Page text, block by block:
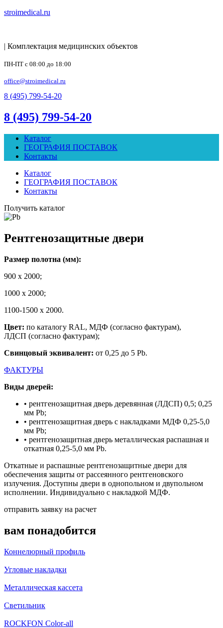
stroimedical.ru
| Комплектация медицинских объектов
ПН-ПТ с 08:00 до 18:00
office@stroimedical.ru
8 (495) 799-54-20
8 (495) 799-54-20
Каталог
ГЕОГРАФИЯ ПОСТАВОК
Контакты
Каталог
ГЕОГРАФИЯ ПОСТАВОК
Контакты
Получить каталог
Рентгенозащитные двери
Размер полотна (мм):
900 х 2000;
1000 х 2000;
1100-1500 х 2000.
Цвет: по каталогу RAL, МДФ (согласно фактурам),
ЛДСП (согласно фактурам);
Свинцовый эквивалент: от 0,25 до 5 Pb.
ФАКТУРЫ
Виды дверей:
• рентгенозащитная дверь деревянная (ЛДСП) 0,5; 0,25
мм Pb;
• рентгенозащитная дверь с накладками МДФ 0,25-5,0
мм Pb;
• рентгенозащитная дверь металлическая распашная и
откатная 0,25-5,0 мм Pb.
Откатные и распашные рентгенозащитные двери для
обеспечения защиты от рассеянного рентгеновского
излучения. Доступны двери в однопольном и двупольном
исполнении. Индивидуально с накладкой МДФ.
отправить заявку на расчет
вам понадобится
Коннелюрный профиль
Угловые накладки
Металлическая кассета
Светильник
ROCKFON Color-all